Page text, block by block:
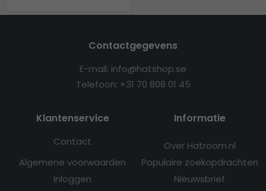
Contactgegevens
E-mail: info@hatshop.se
Telefoon: +31 70 808 01 45
Klantenservice
Contact
Algemene voorwaarden
Inloggen
Informatie
Over Hatroom.nl
Populaire zoekopdrachten
Nieuwsbrief